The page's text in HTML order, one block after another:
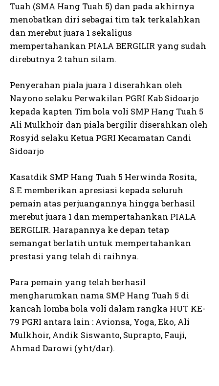
Tuah (SMA Hang Tuah 5) dan pada akhirnya
menobatkan diri sebagai tim tak terkalahkan
dan merebut juara 1 sekaligus
mempertahankan PIALA BERGILIR yang sudah
direbutnya 2 tahun silam.
Penyerahan piala juara 1 diserahkan oleh
Nayono selaku Perwakilan PGRI Kab Sidoarjo
kepada kapten Tim bola voli SMP Hang Tuah 5
Ali Mulkhoir dan piala bergilir diserahkan oleh
Rosyid selaku Ketua PGRI Kecamatan Candi
Sidoarjo
Kasatdik SMP Hang Tuah 5 Herwinda Rosita,
S.E memberikan apresiasi kepada seluruh
pemain atas perjuangannya hingga berhasil
merebut juara 1 dan mempertahankan PIALA
BERGILIR. Harapannya ke depan tetap
semangat berlatih untuk mempertahankan
prestasi yang telah di raihnya.
Para pemain yang telah berhasil
mengharumkan nama SMP Hang Tuah 5 di
kancah lomba bola voli dalam rangka HUT KE-
79 PGRI antara lain : Avionsa, Yoga, Eko, Ali
Mulkhoir, Andik Siswanto, Suprapto, Fauji,
Ahmad Darowi (yht/dar).